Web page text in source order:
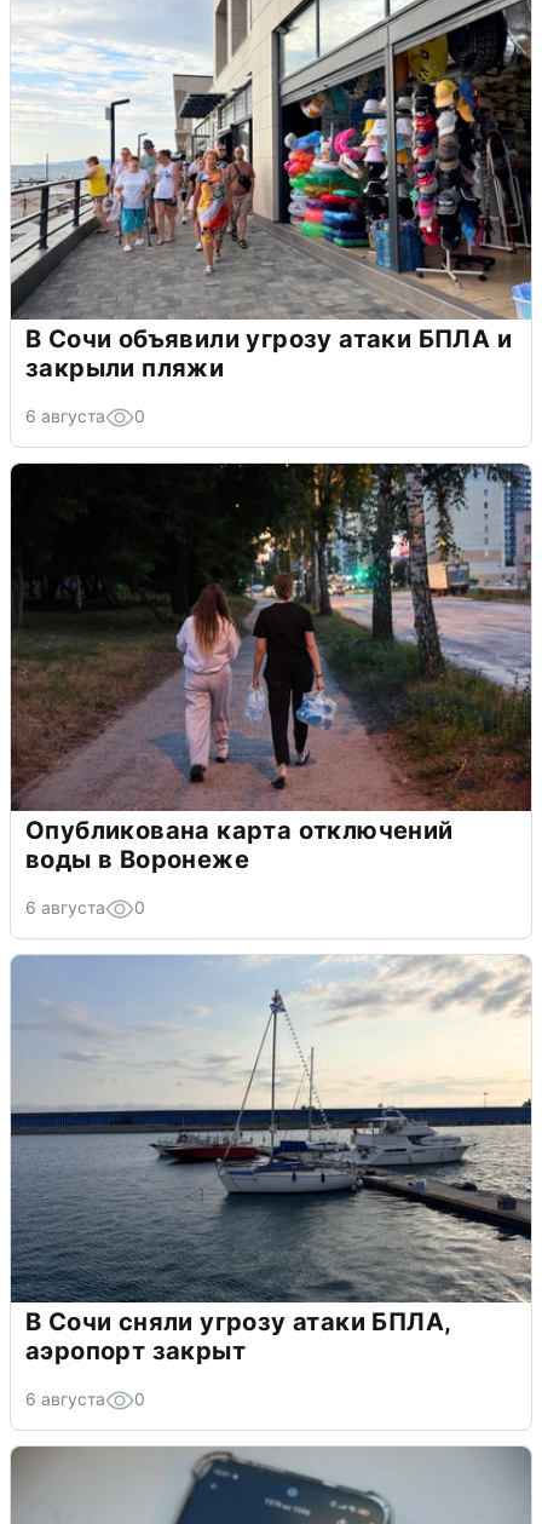
В Сочи объявили угрозу атаки БПЛА и
закрыли пляжи
6 августа 0
Опубликована карта отключений
воды в Воронеже
6 августа 0
В Сочи сняли угрозу атаки БПЛА,
аэропорт закрыт
6 августа 0